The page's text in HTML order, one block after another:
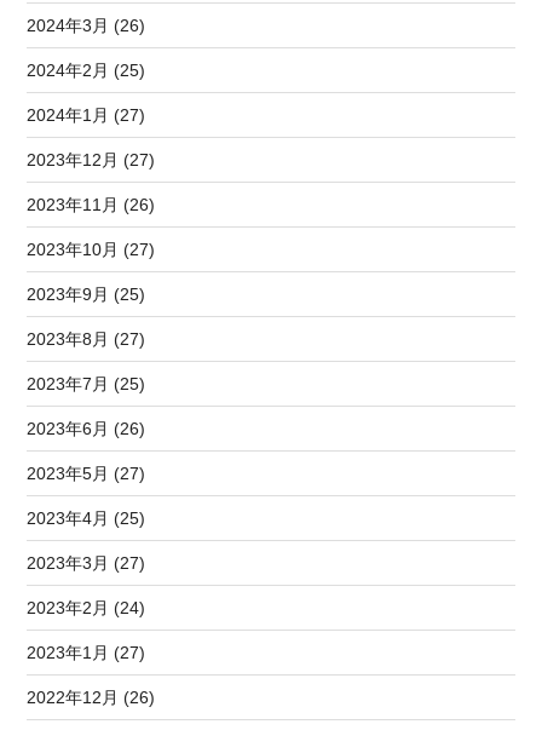
2024年3月 (26)
2024年2月 (25)
2024年1月 (27)
2023年12月 (27)
2023年11月 (26)
2023年10月 (27)
2023年9月 (25)
2023年8月 (27)
2023年7月 (25)
2023年6月 (26)
2023年5月 (27)
2023年4月 (25)
2023年3月 (27)
2023年2月 (24)
2023年1月 (27)
2022年12月 (26)